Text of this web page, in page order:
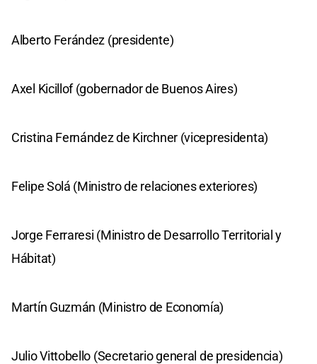
Alberto Ferández (presidente)
Axel Kicillof (gobernador de Buenos Aires)
Cristina Fernández de Kirchner (vicepresidenta)
Felipe Solá (Ministro de relaciones exteriores)
Jorge Ferraresi (Ministro de Desarrollo Territorial y
Hábitat)
Martín Guzmán (Ministro de Economía)
Julio Vittobello (Secretario general de presidencia)